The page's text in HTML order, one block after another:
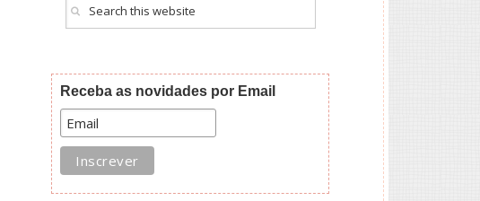
Receba as novidades por Email